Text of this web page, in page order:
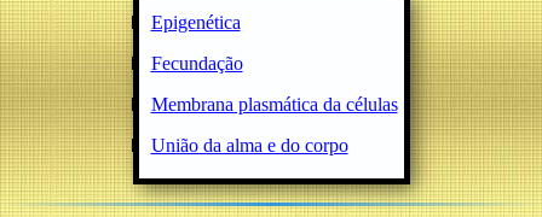
Epigenética
Fecundação
Membrana plasmática da células
União da alma e do corpo